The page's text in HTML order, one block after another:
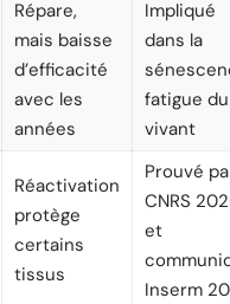
Répare,
mais baisse
d’efficacité
avec les
années
Impliqué
dans la
fatigue du
vivant
Réactivation
protège
certains
tissus
Prouvé
CNRS
et
Inserm